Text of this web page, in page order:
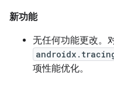
新功能
无任何功能更改。
项性能优化。